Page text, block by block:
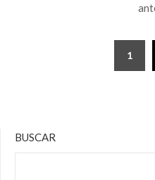
1
BUSCAR